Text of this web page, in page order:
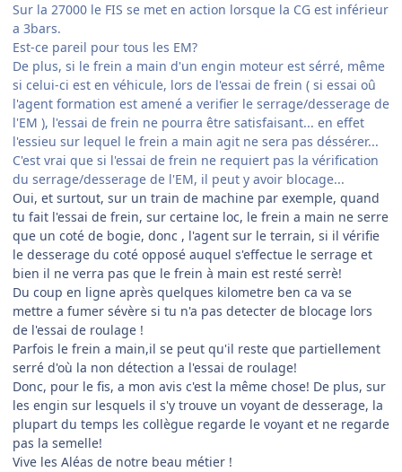
Sur la 27000 le FIS se met en action lorsque la CG est inférieur
a 3bars.
Est-ce pareil pour tous les EM?
De plus, si le frein a main d'un engin moteur est sérré, même
si celui-ci est en véhicule, lors de l'essai de frein ( si essai oû
l'agent formation est amené a verifier le serrage/desserage de
l'EM ), l'essai de frein ne pourra être satisfaisant... en effet
l'essieu sur lequel le frein a main agit ne sera pas déssérer...
C'est vrai que si l'essai de frein ne requiert pas la vérification
du serrage/desserage de l'EM, il peut y avoir blocage...
Oui, et surtout, sur un train de machine par exemple, quand
tu fait l'essai de frein, sur certaine loc, le frein a main ne serre
que un coté de bogie, donc , l'agent sur le terrain, si il vérifie
le desserage du coté opposé auquel s'effectue le serrage et
bien il ne verra pas que le frein à main est resté serrè!
Du coup en ligne après quelques kilometre ben ca va se
mettre a fumer sévère si tu n'a pas detecter de blocage lors
de l'essai de roulage !
Parfois le frein a main,il se peut qu'il reste que partiellement
serré d'où la non détection a l'essai de roulage!
Donc, pour le fis, a mon avis c'est la même chose! De plus, sur
les engin sur lesquels il s'y trouve un voyant de desserage, la
plupart du temps les collègue regarde le voyant et ne regarde
pas la semelle!
Vive les Aléas de notre beau métier !